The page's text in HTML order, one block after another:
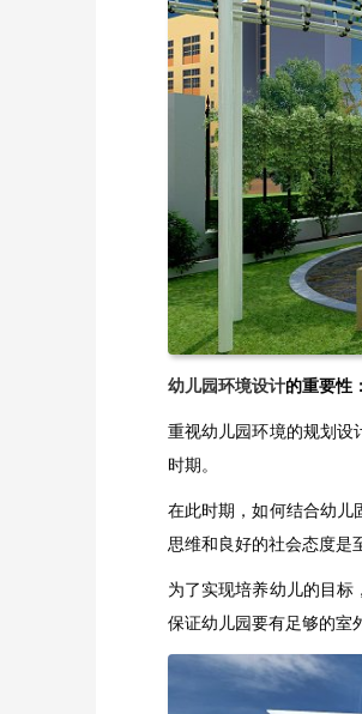
幼儿园环境设计的重要性：
重视幼儿园环境的规划设
时期。
在此时期，如何结合幼儿
思维和良好的社会态度是
为了实现培养幼儿的目标
保证幼儿园要有足够的室